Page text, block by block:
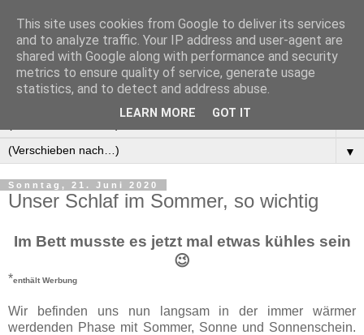
Manus Testwelt, alles
außer langweilig
▼
Sonntag, 21. Juni 2020
Unser Schlaf im Sommer, so wichtig
Im Bett musste es jetzt mal etwas kühles sein
😉
*enthält Werbung
Wir befinden uns nun langsam in der immer wärmer
werdenden Phase mit Sommer, Sonne und Sonnenschein.
This site uses cookies from Google to deliver its services
and to analyze traffic. Your IP address and user-agent are
shared with Google along with performance and security
metrics to ensure quality of service, generate usage
statistics, and to detect and address abuse.
LEARN MORE GOT IT